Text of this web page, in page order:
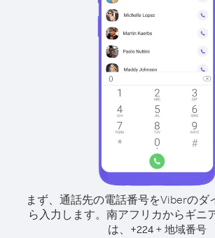
まず、通話先の電話番号をViberのダ
ら入力します。 南アフリカからギニ
は、
+224+ 地域番号